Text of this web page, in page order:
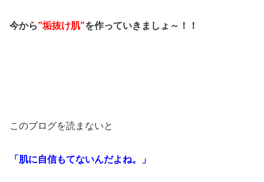
今から”垢抜け肌”を作っていきましょ～！！
このブログを読まないと
「肌に自信もてないんだよね。」